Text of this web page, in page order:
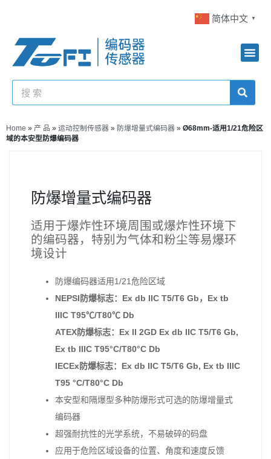
简体中文 ▼
Home » 产 品 » 运动控制传感器 » 防爆增量式编码器 » Ø68mm-适用1/21危险区
域的本安型防爆编码器
防爆增量式编码器
适用于爆炸性环境周围或爆炸性环境下
的编码器，特别为气体和粉尘等易爆环
境设计
防爆编码器适用1/21危险区域
NEPSI防爆标志：Ex db IIC T5/T6 Gb，Ex tb
IIIC T95℃/T80℃ Db
ATEX防爆标志：Ex II 2GD Ex db IIC T5/T6 Gb,
Ex tb IIIC T95°C/T80°C Db
IECEx防爆标志：Ex db IIC T5/T6 Gb, Ex tb IIIC
T95 °C/T80°C Db
本安型和隔爆型多种防爆形式可选的防爆增量式
编码器
超强耐抗性的光学系统，不易破碎的码盘
应用于危险区域设备的位置、角度和速度反馈